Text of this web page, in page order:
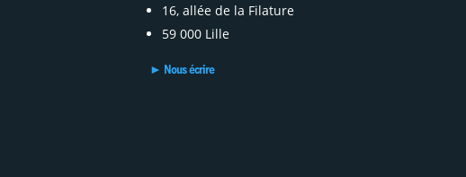
16, allée de la Filature
59 000 Lille
► Nous écrire